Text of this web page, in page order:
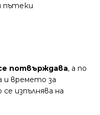
пътеки
потвърждава, а по
и времето за
изпълнява на